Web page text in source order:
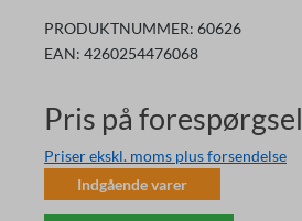
PRODUKTNUMMER: 60626
EAN: 4260254476068
Pris på forespørgsel
Priser ekskl. moms plus forsendelse
Indgående varer